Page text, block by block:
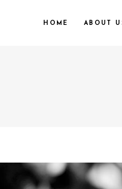
HOME ABOUT